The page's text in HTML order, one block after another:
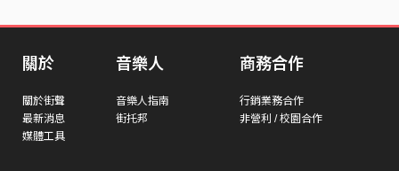
關於
關於街聲
最新消息
媒體工具
音樂人
音樂人指南
街托邦
商務合作
行銷業務合作
非營利 / 校園合作